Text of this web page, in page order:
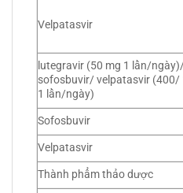
Velpatasvir
lutegravir (50 mg 1 lần/
sofosbuvir/ velpatasvir (400/
1 lần/ngày)
Sofosbuvir
Velpatasvir
Thành phẩm thảo dược